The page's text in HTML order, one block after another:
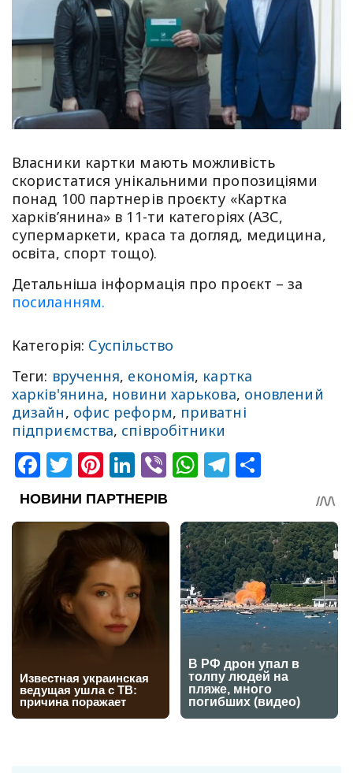
Власники картки мають можливість
скористатися унікальними пропозиціями
понад 100 партнерів проєкту «Картка
харків’янина» в 11-ти категоріях (АЗС,
супермаркети, краса та догляд, медицина,
освіта, спорт тощо).
Детальніша інформація про проєкт – за
посиланням.
Категорія: Суспільство
Теги: вручення, економія, картка
харків'янина, новини харькова, оновлений
дизайн, офис реформ, приватні
підприємства, співробітники
Facebook
Twitter
Pinterest
LinkedIn
ViberWhatsApp
Telegram